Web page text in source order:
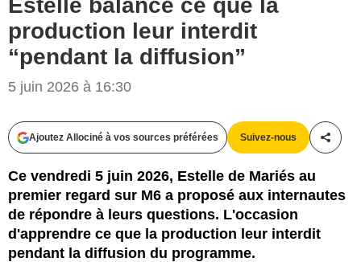
Estelle balance ce que la
production leur interdit
“pendant la diffusion”
5 juin 2026 à 16:30
Ajoutez Allociné à vos sources préférées Suivez-nous
Ce vendredi 5 juin 2026, Estelle de Mariés au
premier regard sur M6 a proposé aux internautes
de répondre à leurs questions. L'occasion
d'apprendre ce que la production leur interdit
pendant la diffusion du programme.